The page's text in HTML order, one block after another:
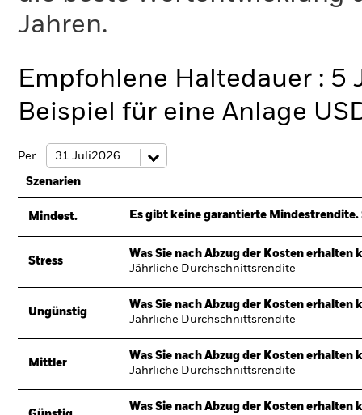
Jahren.
Empfohlene Haltedauer : 5
Beispiel für eine Anlage
Per
Szenarien
Mindest. Es gibt keine garantierte
Stress
Was Sie nach Abzug der Kosten erhalten
Jährliche Durchschnittsrendite
Ungünstig
Was Sie nach Abzug der Kosten erhalten
Jährliche Durchschnittsrendite
Mittler
Was Sie nach Abzug der Kosten erhalten
Jährliche Durchschnittsrendite
Was Sie nach Abzug der Kosten erhalten